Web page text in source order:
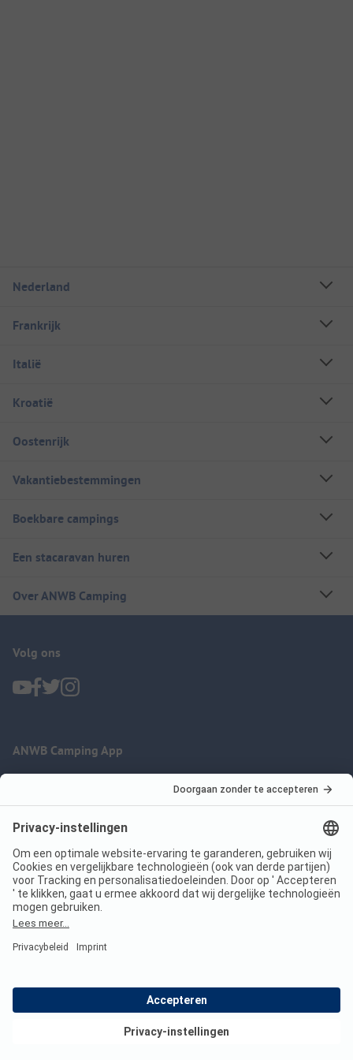
Nederland
Frankrijk
Italië
Kroatië
Oostenrijk
Vakantiebestemmingen
Boekbare campings
Een stacaravan huren
Over ANWB Camping
Volg ons
ANWB Camping App
Imprint
Jouw privacy
Voorwaarden
Wet digitale diensten